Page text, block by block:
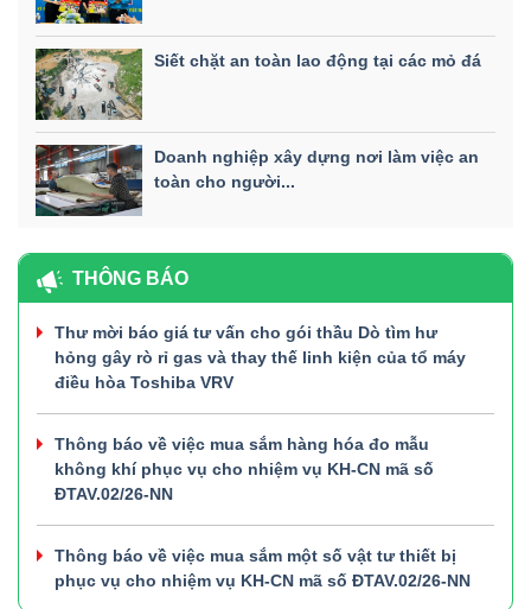
Siết chặt an toàn lao động tại các mỏ đá
Doanh nghiệp xây dựng nơi làm việc an
toàn cho người...
THÔNG BÁO
Thư mời báo giá tư vấn cho gói thầu Dò tìm hư
hỏng gây rò rỉ gas và thay thế linh kiện của tổ máy
điều hòa Toshiba VRV
Thông báo về việc mua sắm hàng hóa đo mẫu
không khí phục vụ cho nhiệm vụ KH-CN mã số
ĐTAV.02/26-NN
Thông báo về việc mua sắm một số vật tư thiết bị
phục vụ cho nhiệm vụ KH-CN mã số ĐTAV.02/26-NN